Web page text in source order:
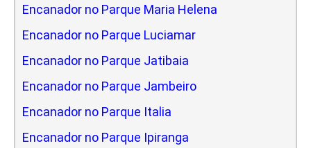
Encanador no Parque Maria Helena
Encanador no Parque Luciamar
Encanador no Parque Jatibaia
Encanador no Parque Jambeiro
Encanador no Parque Italia
Encanador no Parque Ipiranga